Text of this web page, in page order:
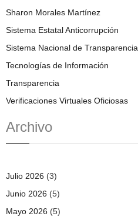
Sharon Morales Martínez
Sistema Estatal Anticorrupción
Sistema Nacional de Transparencia
Tecnologías de Información
Transparencia
Verificaciones Virtuales Oficiosas
Archivo
Julio 2026 (3)
Junio 2026 (5)
Mayo 2026 (5)